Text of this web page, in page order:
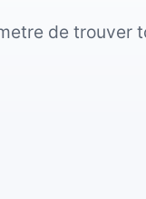
de trouver